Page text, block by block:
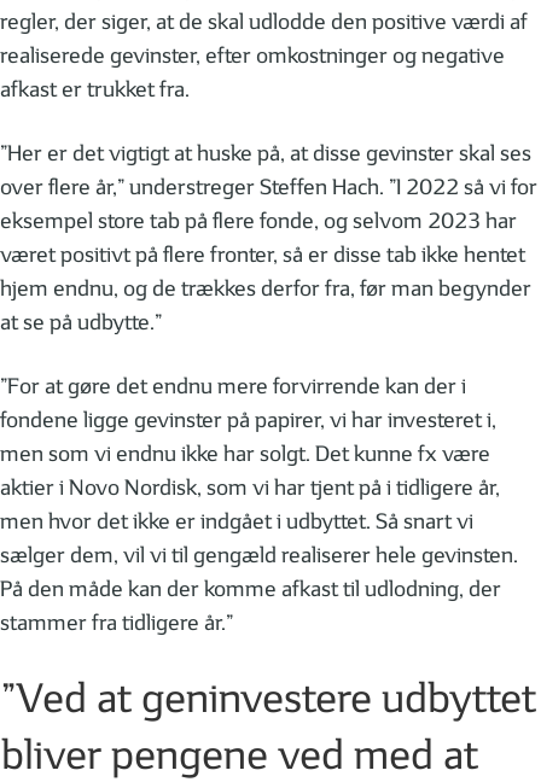
regler, der siger, at de skal udlodde den positive værdi af
realiserede gevinster, efter omkostninger og negative
afkast er trukket fra.
”Her er det vigtigt at huske på, at disse gevinster skal ses
over flere år,” understreger Steffen Hach. ”I 2022 så vi for
eksempel store tab på flere fonde, og selvom 2023 har
været positivt på flere fronter, så er disse tab ikke hentet
hjem endnu, og de trækkes derfor fra, før man begynder
at se på udbytte.”
”For at gøre det endnu mere forvirrende kan der i
fondene ligge gevinster på papirer, vi har investeret i,
men som vi endnu ikke har solgt. Det kunne fx være
aktier i Novo Nordisk, som vi har tjent på i tidligere år,
men hvor det ikke er indgået i udbyttet. Så snart vi
sælger dem, vil vi til gengæld realiserer hele gevinsten.
På den måde kan der komme afkast til udlodning, der
stammer fra tidligere år.”
”Ved at geninvestere udbyttet
bliver pengene ved med at